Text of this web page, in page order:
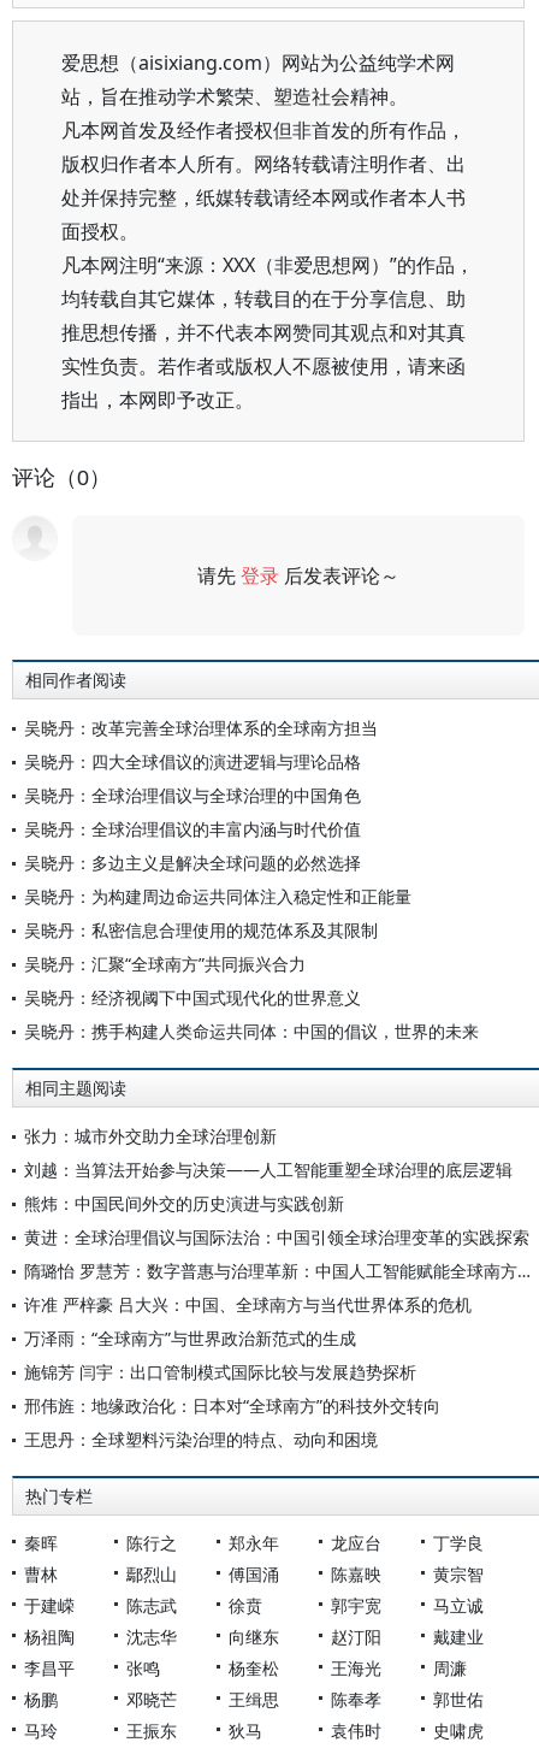
爱思想（aisixiang.com）网站为公益纯学术网
站，旨在推动学术繁荣、塑造社会精神。
凡本网首发及经作者授权但非首发的所有作品，
版权归作者本人所有。网络转载请注明作者、出
处并保持完整，纸媒转载请经本网或作者本人书
面授权。
凡本网注明“来源：XXX（非爱思想网）”的作品，
均转载自其它媒体，转载目的在于分享信息、助
推思想传播，并不代表本网赞同其观点和对其真
实性负责。若作者或版权人不愿被使用，请来函
指出，本网即予改正。
评论（0）
请先登录 后发表评论～
相同作者阅读
吴晓丹：改革完善全球治理体系的全球南方担当
吴晓丹：四大全球倡议的演进逻辑与理论品格
吴晓丹：全球治理倡议与全球治理的中国角色
吴晓丹：全球治理倡议的丰富内涵与时代价值
吴晓丹：多边主义是解决全球问题的必然选择
吴晓丹：为构建周边命运共同体注入稳定性和正能量
吴晓丹：私密信息合理使用的规范体系及其限制
吴晓丹：汇聚“全球南方”共同振兴合力
吴晓丹：经济视阈下中国式现代化的世界意义
吴晓丹：携手构建人类命运共同体：中国的倡议，世界的未来
相同主题阅读
张力：城市外交助力全球治理创新
刘越：当算法开始参与决策——人工智能重塑全球治理的底层逻辑
熊炜：中国民间外交的历史演进与实践创新
黄进：全球治理倡议与国际法治：中国引领全球治理变革的实践探索
隋璐怡 罗慧芳：数字普惠与治理革新：中国人工智能赋能全球南方发展
许准 严梓豪 吕大兴：中国、全球南方与当代世界体系的危机
万泽雨：“全球南方”与世界政治新范式的生成
施锦芳 闫宇：出口管制模式国际比较与发展趋势探析
邢伟旌：地缘政治化：日本对“全球南方”的科技外交转向
王思丹：全球塑料污染治理的特点、动向和困境
热门专栏
秦晖 陈行之 郑永年 龙应台
丁学良
曹林
鄢烈山 傅国涌 陈嘉映
黄宗智
于建嵘
陈志武 徐贲 郭宇宽
马立诚
杨祖陶
沈志华 向继东 赵汀阳
戴建业
李昌平
张鸣 杨奎松 王海光
周濂
杨鹏
邓晓芒 王缉思 陈奉孝
郭世佑
马玲
王振东 狄马 袁伟时
史啸虎